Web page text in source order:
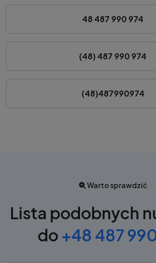
48 487 990 974
(48) 487 990 974
(48)487990974
Warto sprawdzić
Lista podobnych
do +48 487